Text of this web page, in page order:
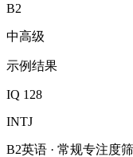
B2
中高级
示例结果
IQ 128
INTJ
B2英语 · 常规专注度